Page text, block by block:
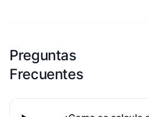
Preguntas
Frecuentes